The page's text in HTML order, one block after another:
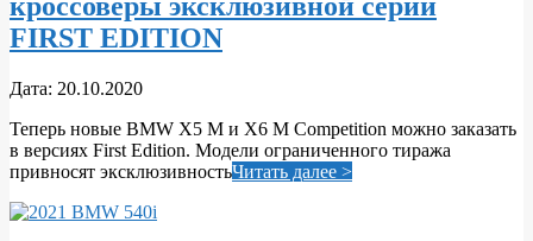
кроссоверы эксклюзивной серии
FIRST EDITION
2020-
20
Дата: 20.10.2020
Теперь новые BMW X5 M и X6 M Competition можно заказать
в версиях First Edition. Модели ограниченного тиража
привносят эксклюзивностьЧитать далее >